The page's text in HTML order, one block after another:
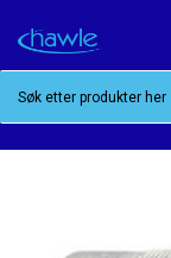
RØRFRESER